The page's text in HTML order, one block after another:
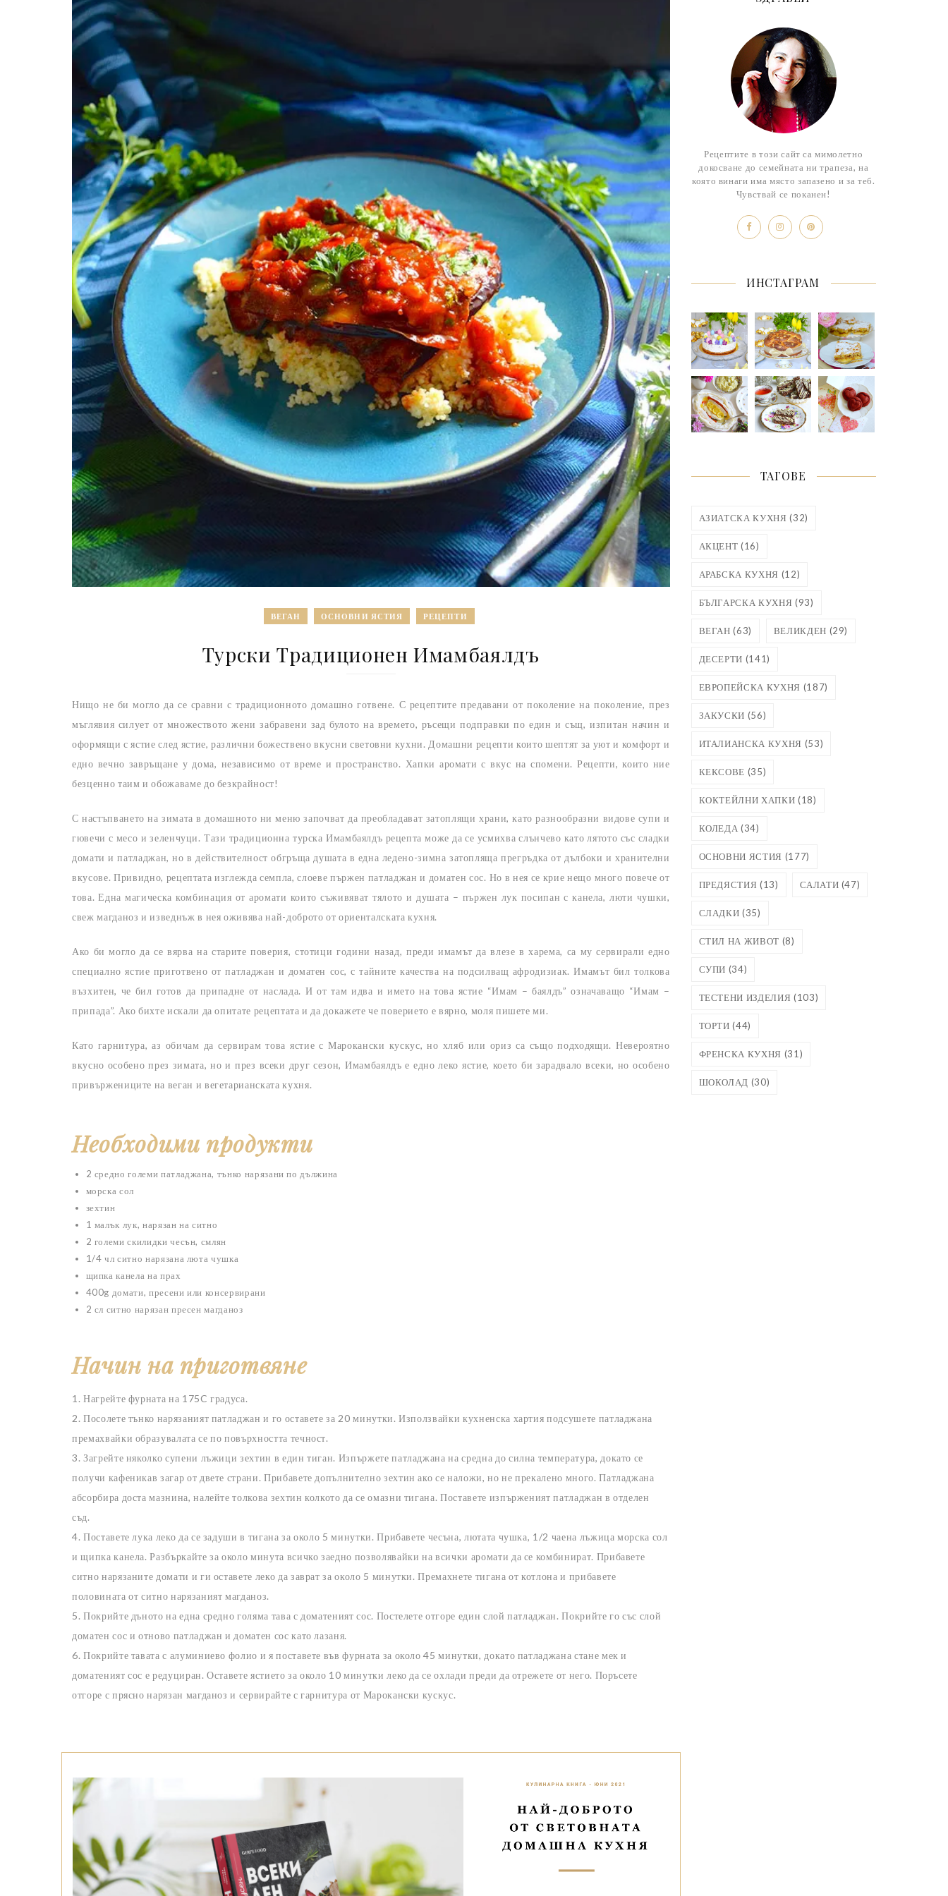
ВЕГАН ОСНОВНИ ЯСТИЯ РЕЦЕПТИ
Турски Традиционен Имамбаялдъ
Нищо не би могло да се сравни с традиционното домашно готвене. С рецептите предавани от поколение на поколение, през
мъглявия силует от множеството жени забравени зад булото на времето, ръсещи подправки по един и същ, изпитан начин и
оформящи с ястие след ястие, различни божествено вкусни световни кухни. Домашни рецепти които шептят за уют и комфорт и
едно вечно завръщане у дома, независимо от време и пространство. Хапки аромати с вкус на спомени. Рецепти, които ние
безценно таим и обожаваме до безкрайност!
С настъпването на зимата в домашното ни меню започват да преобладават затоплящи храни, като разнообразни видове супи и
гювечи с месо и зеленчуци. Тази традиционна турска Имамбаялдъ рецепта може да се усмихва слънчево като лятото със сладки
домати и патладжан, но в действителност обгръща душата в една ледено-зимна затопляща прегръдка от дълбоки и хранителни
вкусове. Привидно, рецептата изглежда семпла, слоеве пържен патладжан и доматен сос. Но в нея се крие нещо много повече от
това. Една магическа комбинация от аромати които съживяват тялото и душата – пържен лук посипан с канела, люти чушки,
свеж магданоз и изведнъж в нея оживява най-доброто от ориенталската кухня.
Ако би могло да се вярва на старите поверия, стотици години назад, преди имамът да влезе в харема, са му сервирали едно
специално ястие приготвено от патладжан и доматен сос, с тайните качества на подсилващ афродизиак. Имамът бил толкова
възхитен, че бил готов да припадне от наслада. И от там идва и името на това ястие “Имам – баялдъ” означаващо “Имам –
припада”. Ако бихте искали да опитате рецептата и да докажете че поверието е вярно, моля пишете ми.
Като гарнитура, аз обичам да сервирам това ястие с Марокански кускус, но хляб или ориз са също подходящи. Невероятно
вкусно особено през зимата, но и през всеки друг сезон, Имамбаялдъ е едно леко ястие, което би зарадвало всеки, но особено
привържениците на веган и вегетарианската кухня.
Необходими продукти
2 средно големи патладжана, тънко нарязани по дължина
морска сол
зехтин
1 малък лук, нарязан на ситно
2 големи скилидки чесън, смлян
1/4 чл ситно нарязана люта чушка
щипка канела на прах
400g домати, пресени или консервирани
2 сл ситно нарязан пресен магданоз
Начин на приготвяне
1. Нагрейте фурната на 175C градуса.
2. Посолете тънко нарязаният патладжан и го оставете за 20 минутки. Използвайки кухненска хартия подсушете патладжана
премахвайки образувалата се по повърхността течност.
3. Загрейте няколко супени лъжици зехтин в един тиган. Изпържете патладжана на средна до силна температура, докато се
получи кафеникав загар от двете страни. Прибавете допълнително зехтин ако се наложи, но не прекалено много. Патладжана
абсорбира доста мазнина, налейте толкова зехтин колкото да се омазни тигана. Поставете изпърженият патладжан в отделен
съд.
4. Поставете лука леко да се задуши в тигана за около 5 минутки. Прибавете чесъна, лютата чушка, 1/2 чаена лъжица морска сол
и щипка канела. Разбъркайте за около минута всичко заедно позволявайки на всички аромати да се комбинират. Прибавете
ситно нарязаните домати и ги оставете леко да заврат за около 5 минутки. Премахнете тигана от котлона и прибавете
половината от ситно нарязаният магданоз.
5. Покрийте дъното на една средно голяма тава с доматеният сос. Постелете отгоре един слой патладжан. Покрийте го със слой
доматен сос и отново патладжан и доматен сос като лазаня.
6. Покрийте тавата с алуминиево фолио и я поставете във фурната за около 45 минутки, докато патладжана стане мек и
доматеният сос е редуциран. Оставете ястието за около 10 минутки леко да се охлади преди да отрежете от него. Поръсете
отгоре с прясно нарязан магданоз и сервирайте с гарнитура от Марокански кускус.
Рецептите в този сайт са мимолетно
докосване до семейната ни трапеза, на
която винаги има място запазено и за теб.
Чувствай се поканен!
ИНСТАГРАМ
ТАГОВЕ
АЗИАТСКА КУХНЯ (32)
АКЦЕНТ (16)
АРАБСКА КУХНЯ (12)
БЪЛГАРСКА КУХНЯ (93)
ВЕГАН (63) ВЕЛИКДЕН (29)
ДЕСЕРТИ (141)
ЕВРОПЕЙСКА КУХНЯ (187)
ЗАКУСКИ (56)
ИТАЛИАНСКА КУХНЯ (53)
КЕКСОВЕ (35)
КОКТЕЙЛНИ ХАПКИ (18)
КОЛЕДА (34)
ОСНОВНИ ЯСТИЯ (177)
ПРЕДЯСТИЯ (13) САЛАТИ (47)
СЛАДКИ (35)
СТИЛ НА ЖИВОТ (8)
СУПИ (34)
ТЕСТЕНИ ИЗДЕЛИЯ (103)
ТОРТИ (44)
ФРЕНСКА КУХНЯ (31)
ШОКОЛАД (30)